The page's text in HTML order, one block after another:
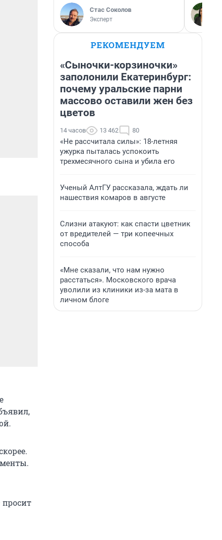
Стас Соколов
Эксперт
РЕКОМЕНДУЕМ
«Сыночки-корзиночки»
заполонили Екатеринбург:
почему уральские парни
массово оставили жен без
цветов
14 часов 13 462 80
«Не рассчитала силы»: 18-летняя
ужурка пыталась успокоить
трехмесячного сына и убила его
Ученый АлтГУ рассказала, ждать ли
нашествия комаров в августе
Слизни атакуют: как спасти цветник
от вредителей — три копеечных
способа
«Мне сказали, что нам нужно
расстаться». Московского врача
уволили из клиники из-за мата в
личном блоге